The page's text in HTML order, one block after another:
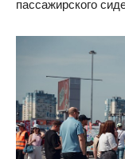
пассажирского